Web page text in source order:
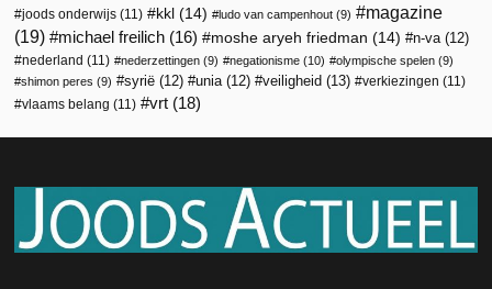
joods onderwijs (11) kkl (14) ludo van campenhout (9)
magazine
(19)
michael freilich (16) moshe aryeh friedman (14) n-va (12)
nederland (11) nederzettingen (9) negationisme (10) olympische spelen (9)
shimon peres (9) syrië (12) unia (12) veiligheid (13) verkiezingen (11)
vlaams belang (11) vrt (18)